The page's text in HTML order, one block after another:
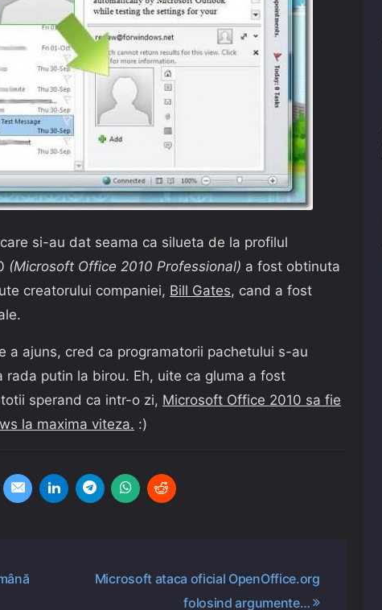
si-au dat seama ca silueta de la profilul
(Microsoft Office 2010 Professional) a fost obtinuta
creatorului companiei, Bill Gates, cand a fost
a ajuns, cred ca programatorii pachetului s-au
putin la birou. Eh, uite ca gluma a fost
sperand ca intr-o zi, Microsoft Office 2010 sa fie
la maxima viteza. :)
Microsoft ataca oficial OpenOffice.org
folosind argumente…